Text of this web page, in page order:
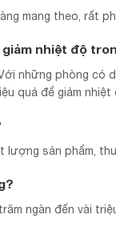
mang theo, rất
nhiệt độ
những phòng có
quả để giảm nhiệt
lượng sản phẩm,
ngàn đến vài